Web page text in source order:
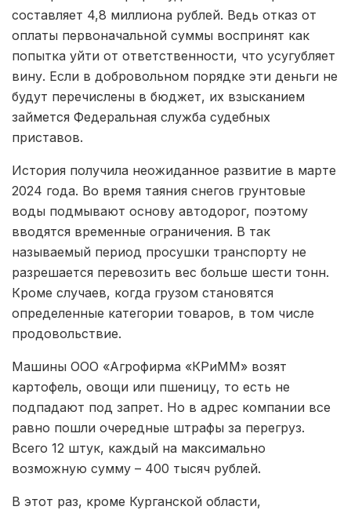
составляет 4,8 миллиона рублей. Ведь отказ от
оплаты первоначальной суммы воспринят как
попытка уйти от ответственности, что усугубляет
вину. Если в добровольном порядке эти деньги не
будут перечислены в бюджет, их взысканием
займется Федеральная служба судебных
приставов.
История получила неожиданное развитие в марте
2024 года. Во время таяния снегов грунтовые
воды подмывают основу автодорог, поэтому
вводятся временные ограничения. В так
называемый период просушки транспорту не
разрешается перевозить вес больше шести тонн.
Кроме случаев, когда грузом становятся
определенные категории товаров, в том числе
продовольствие.
Машины ООО «Агрофирма «КРиММ» возят
картофель, овощи или пшеницу, то есть не
подпадают под запрет. Но в адрес компании все
равно пошли очередные штрафы за перегруз.
Всего 12 штук, каждый на максимально
возможную сумму – 400 тысяч рублей.
В этот раз, кроме Курганской области,